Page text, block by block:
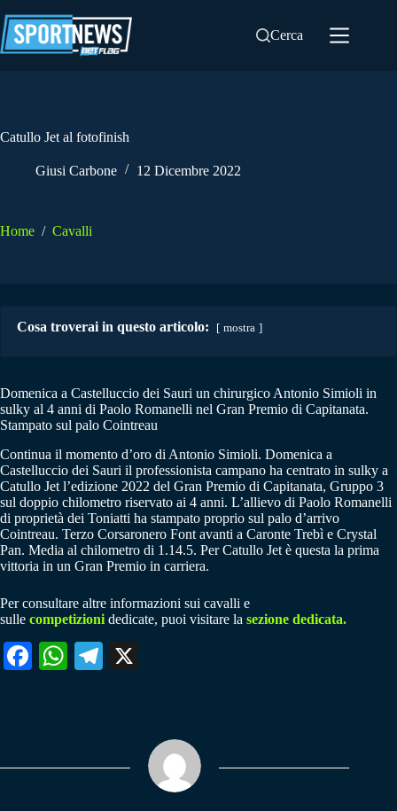
al
contenuto
Cerca
Catullo Jet al fotofinish
Giusi Carbone 12 Dicembre 2022
Home / Cavalli
Cosa troverai in questo articolo: mostra
Domenica a Castelluccio dei Sauri un chirurgico Antonio Simioli in
sulky al 4 anni di Paolo Romanelli nel Gran Premio di Capitanata.
Stampato sul palo Cointreau
Continua il momento d’oro di Antonio Simioli. Domenica a
Castelluccio dei Sauri il professionista campano ha centrato in sulky a
Catullo Jet l’edizione 2022 del Gran Premio di Capitanata, Gruppo 3
sul doppio chilometro riservato ai 4 anni. L’allievo di Paolo Romanelli
di proprietà dei Toniatti ha stampato proprio sul palo d’arrivo
Cointreau. Terzo Corsaronero Font avanti a Caronte Trebì e Crystal
Pan. Media al chilometro di 1.14.5. Per Catullo Jet è questa la prima
vittoria in un Gran Premio in carriera.
Per consultare altre informazioni sui cavalli e
sulle competizioni dedicate, puoi visitare la sezione dedicata.
Fa W
pp
Te
m